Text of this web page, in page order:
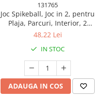
131765
Joc Spikeball, Joc in 2, pentru
Plaja, Parcuri, Interior, 2
Plase, 2 Mingi, Multicolor
48,22 Lei
IN STOC
ADAUGA IN COS